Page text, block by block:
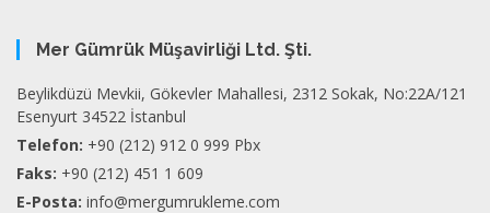
Mer Gümrük Müşavirliği Ltd. Şti.
Beylikdüzü Mevkii, Gökevler Mahallesi, 2312 Sokak, No:22A/121
Esenyurt 34522 İstanbul
Telefon: +90 (212) 912 0 999 Pbx
Faks: +90 (212) 451 1 609
E-Posta: info@mergumrukleme.com